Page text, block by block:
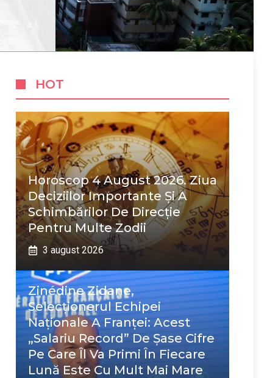
HOT
Horoscop 4 August 2026. Ziua
Deciziilor Importante Și A
Schimbărilor De Direcție
Pentru Multe Zodii
3 august 2026
Zinédine Zidane,
Selecționerul Echipei
Naționale A Franței: Acest
„salariu Record” De Șase Cifre
Pe Care Îl Va Primi În Fiecare
Lună Este Cu Mult Mai Mare